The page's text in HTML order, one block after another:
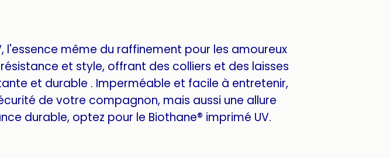
l'essence même du raffinement pour les amoureux
et style, offrant des colliers et des laisses
et durable . Imperméable et facile à entretenir,
de votre compagnon, mais aussi une allure
durable, optez pour le Biothane® imprimé UV.